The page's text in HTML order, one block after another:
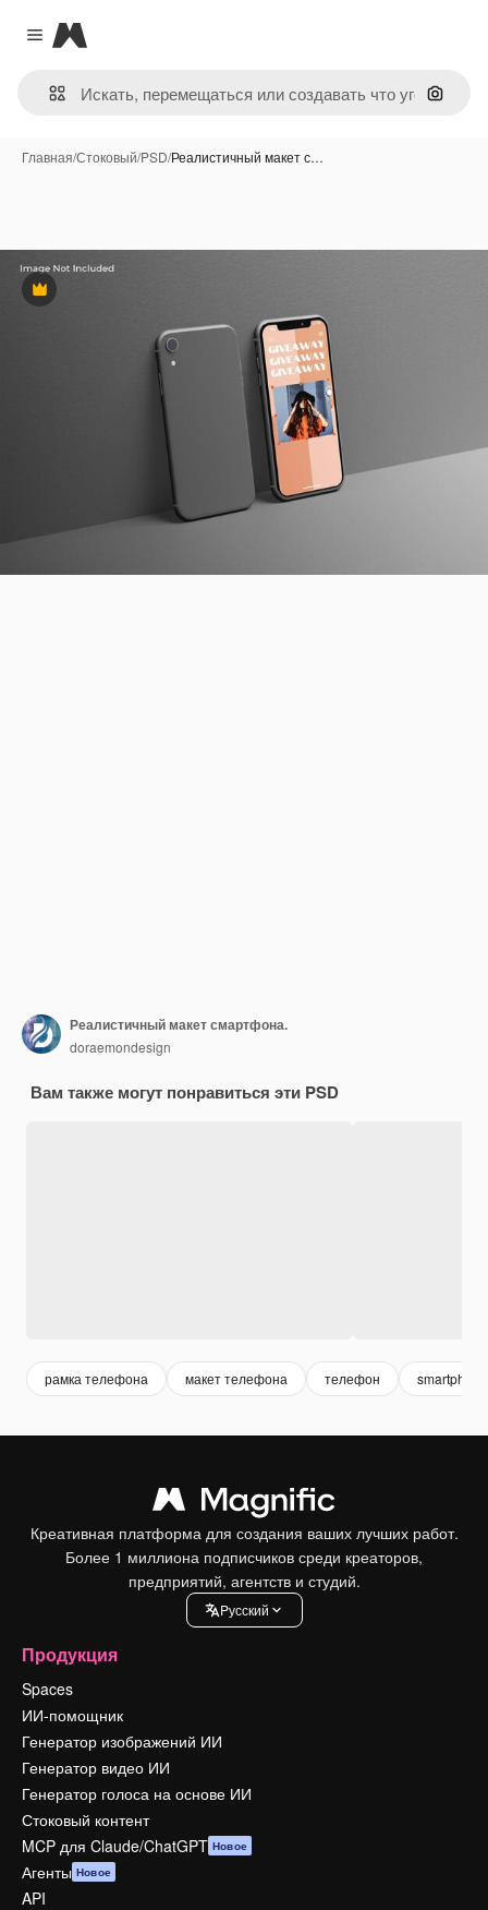
Close menu
Magnific
Поиск
Главная/Стоковый/PSD/Реалистичный макет с…
Премиум
Реалистичный макет смартфона.
doraemondesign
Вам также могут понравиться эти PSD
рамка телефона макет телефона телефон smartphone
Креативная платформа для создания ваших лучших работ.
Более 1 миллиона подписчиков среди креаторов,
предприятий, агентств и студий.
Pусский
Продукция
Spaces
ИИ-помощник
Генератор изображений ИИ
Генератор видео ИИ
Генератор голоса на основе ИИ
Стоковый контент
MCP для Claude/ChatGPT Новое
Агенты Новое
API